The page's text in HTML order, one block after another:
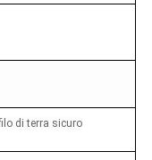
di terra sicuro